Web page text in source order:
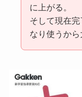
に上がる。
そして現在
なり使うから